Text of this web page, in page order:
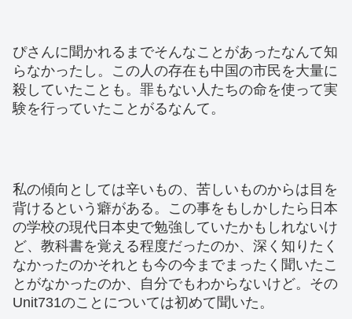
ぴさんに聞かれるまでそんなことがあったなんて知
らなかったし。この人の存在も中国の市民を大量に
殺していたことも。罪もない人たちの命を使って実
験を行っていたことがるなんて。
私の傾向としては辛いもの、苦しいものからは目を
背けるという癖がある。この事をもしかしたら日本
の学校の現代日本史で勉強していたかもしれないけ
ど、教科書を覚える程度だったのか、深く知りたく
なかったのかそれとも今の今までまったく聞いたこ
とがなかったのか、自分でもわからないけど。その
Unit731のことについては初めて聞いた。